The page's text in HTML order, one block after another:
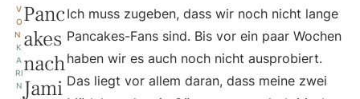
V
O
N
K
A
RI
N
Panc
akes
nach
Jami
Ich muss zugeben, dass wir noch nicht lange
Pancakes-Fans sind. Bis vor ein paar Wochen
haben wir es auch noch nicht ausprobiert.
Das liegt vor allem daran, dass meine zwei